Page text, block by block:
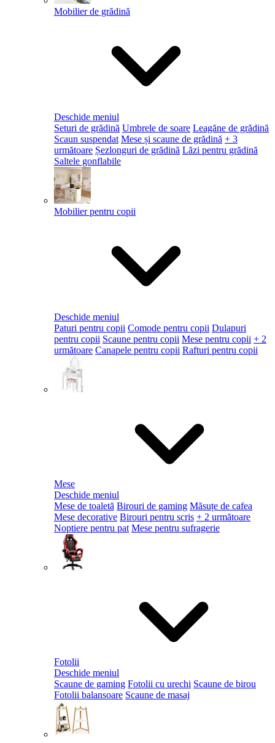
Mobilier de grădină
Deschide meniul
Seturi de grădină Umbrele de soare Leagăne de grădină
Scaun suspendat Mese și scaune de grădină + 3
următoare Șezlonguri de grădină Lăzi pentru grădină
Saltele gonflabile
Mobilier pentru copii
Deschide meniul
Paturi pentru copii Comode pentru copii Dulapuri
pentru copii Scaune pentru copii Mese pentru copii + 2
următoare Canapele pentru copii Rafturi pentru copii
Mese
Deschide meniul
Mese de toaletă Birouri de gaming Măsuțe de cafea
Mese decorative Birouri pentru scris + 2 următoare
Noptiere pentru pat Mese pentru sufragerie
Fotolii
Deschide meniul
Scaune de gaming Fotolii cu urechi Scaune de birou
Fotolii balansoare Scaune de masaj